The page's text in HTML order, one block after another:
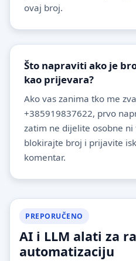
ovaj broj.
Što napraviti ako je
kao prijevara?
Ako vas zanima tko me
+385919837622, prvo
zatim ne dijelite osobne
blokirajte broj i prijavite
komentar.
PREPORUČENO
AI i LLM alati za
automatizaciju